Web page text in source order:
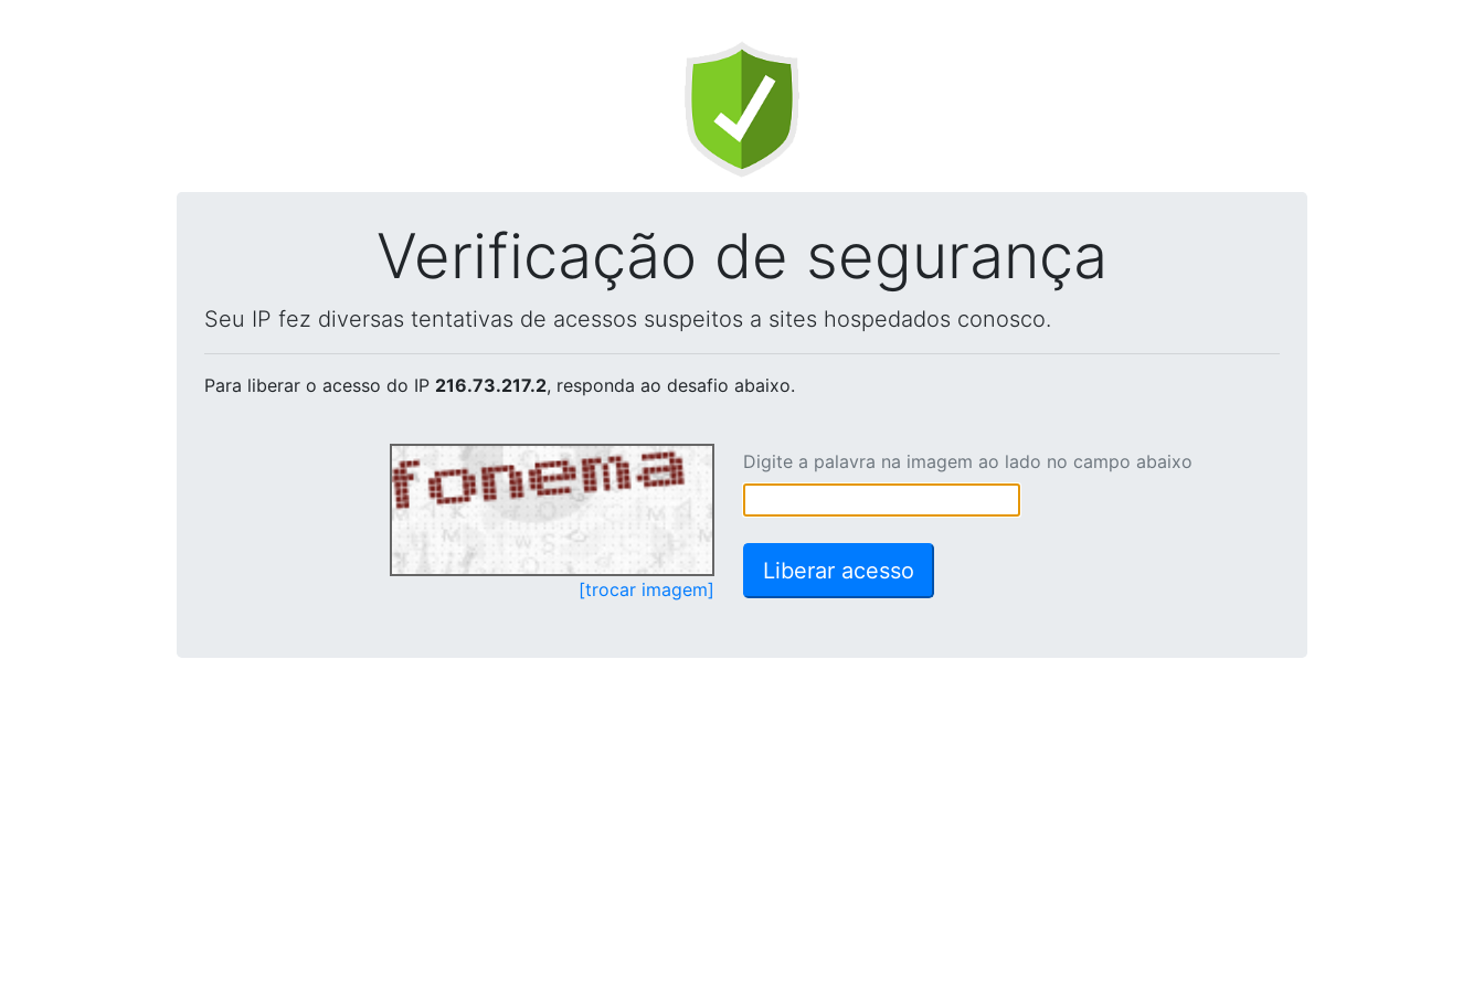
Verificação de segurança
Seu IP fez diversas tentativas de acessos suspeitos a sites hospedados conosco.
Para liberar o acesso do IP 216.73.217.2, responda ao desafio abaixo.
[trocar imagem]
Digite a palavra na imagem ao lado no campo abaixo